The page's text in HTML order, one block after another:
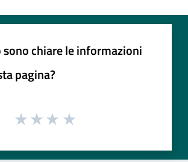
sono chiare le informazioni
pagina?